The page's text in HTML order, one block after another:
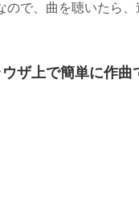
で、曲を聴いたら、
ザ上で簡単に作曲